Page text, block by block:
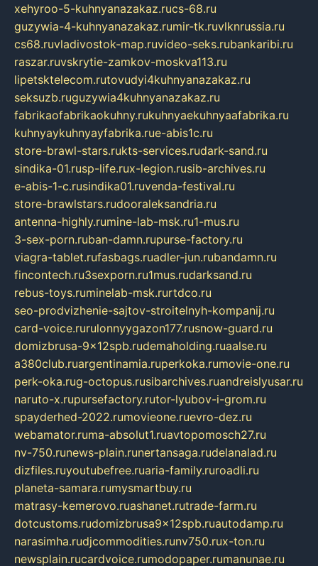
xehyroo-5-kuhnyanazakaz.rucs-68.ru
guzywia-4-kuhnyanazakaz.rumir-tk.ruvlknrussia.ru
cs68.ruvladivostok-map.ruvideo-seks.rubankaribi.ru
raszar.ruvskrytie-zamkov-moskva113.ru
lipetsktelecom.rutovudyi4kuhnyanazakaz.ru
seksuzb.ruguzywia4kuhnyanazakaz.ru
fabrikaofabrikaokuhny.rukuhnyaekuhnyaafabrika.ru
kuhnyaykuhnyayfabrika.rue-abis1c.ru
store-brawl-stars.rukts-services.rudark-sand.ru
sindika-01.rusp-life.rux-legion.rusib-archives.ru
e-abis-1-c.rusindika01.ruvenda-festival.ru
store-brawlstars.rudooraleksandria.ru
antenna-highly.rumine-lab-msk.ru1-mus.ru
3-sex-porn.ruban-damn.rupurse-factory.ru
viagra-tablet.rufasbags.ruadler-jun.rubandamn.ru
fincontech.ru3sexporn.ru1mus.rudarksand.ru
rebus-toys.ruminelab-msk.rurtdco.ru
seo-prodvizhenie-sajtov-stroitelnyh-kompanij.ru
card-voice.rurulonnyygazon177.rusnow-guard.ru
domizbrusa-9x12spb.rudemaholding.ruaalse.ru
a380club.ruargentinamia.ruperkoka.rumovie-one.ru
perk-oka.rug-octopus.rusibarchives.ruandreislyusar.ru
naruto-x.rupursefactory.rutor-lyubov-i-grom.ru
spayderhed-2022.rumovieone.ruevro-dez.ru
webamator.ruma-absolut1.ruavtopomosch27.ru
nv-750.runews-plain.runertansaga.rudelanalad.ru
dizfiles.ruyoutubefree.ruaria-family.ruroadli.ru
planeta-samara.rumysmartbuy.ru
matrasy-kemerovo.ruashanet.rutrade-farm.ru
dotcustoms.rudomizbrusa9x12spb.ruautodamp.ru
narasimha.rudjcommodities.runv750.rux-ton.ru
newsplain.rucardvoice.rumodopaper.rumanunae.ru